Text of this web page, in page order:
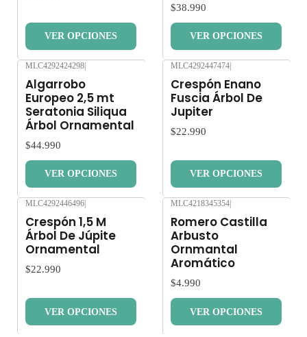
VER OPCIONES
$38.990
VER OPCIONES
MLC4292424298|
Algarrobo
Europeo 2,5 mt
Seratonia Siliqua
Árbol Ornamental
$44.990
VER OPCIONES
MLC4292447474|
Crespón Enano
Fuscia Árbol De
Jupiter
$22.990
VER OPCIONES
MLC4292446496|
Crespón 1,5 M
Árbol De Júpite
Ornamental
$22.990
VER OPCIONES
MLC4218345354|
Romero Castilla
Arbusto
Ornmantal
Aromático
$4.990
VER OPCIONES